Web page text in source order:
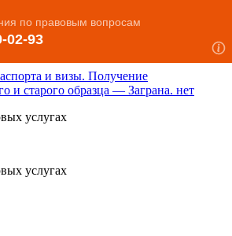
и визы. Получение
и старого образца — Заграна. нет
услугах
услугах